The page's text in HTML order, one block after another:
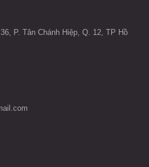
P. Tân Chánh Hiệp, Q. 12, TP Hồ